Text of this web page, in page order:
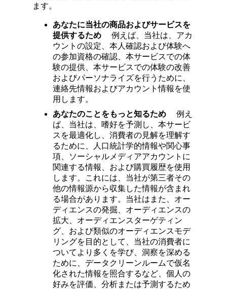
ます。
あなたに当社の商品およびサービスを
提供するため 例えば、当社は、アカ
ウントの設定、本人確認および体験へ
の参加資格の確認、本サービスでの体
験の提供、本サービスでの体験の改善
およびパーソナライズを行うために、
連絡先情報およびアカウント情報を使
用します。
あなたのことをもっと知るため 例え
ば、当社は、嗜好を予測し、本サービ
スを最適化し、消費者の見解を理解す
るために、人口統計学的情報や関心事
項、ソーシャルメディアアカウントに
関連する情報、および購買履歴を使用
します。これには、当社が第三者その
他の情報源から収集した情報が含まれ
る場合があります。当社はまた、オー
ディエンスの発掘、オーディエンスの
拡大、オーディエンスターゲティン
グ、および類似のオーディエンスモデ
リングを目的として、当社の消費者に
ついてより多くを学び、洞察を深める
ために、データクリーンルームで仮名
化された情報を照合するなど、個人の
好みを評価、分析または予測するため